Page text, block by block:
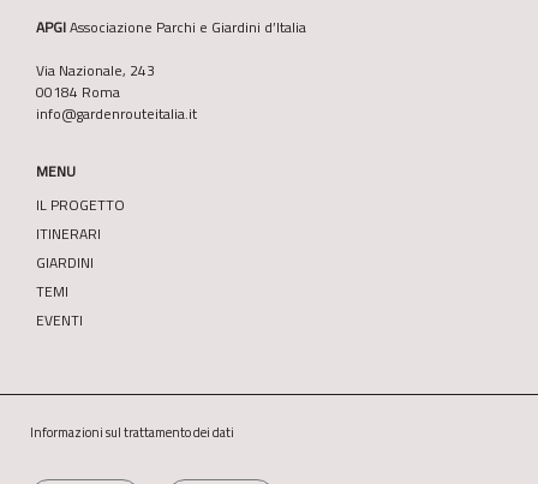
APGIAssociazione Parchi e Giardini d’Italia
Via Nazionale, 243
00184 Roma
info@gardenrouteitalia.it
MENU
IL PROGETTO
ITINERARI
GIARDINI
TEMI
EVENTI
Informazioni sul trattamento dei dati